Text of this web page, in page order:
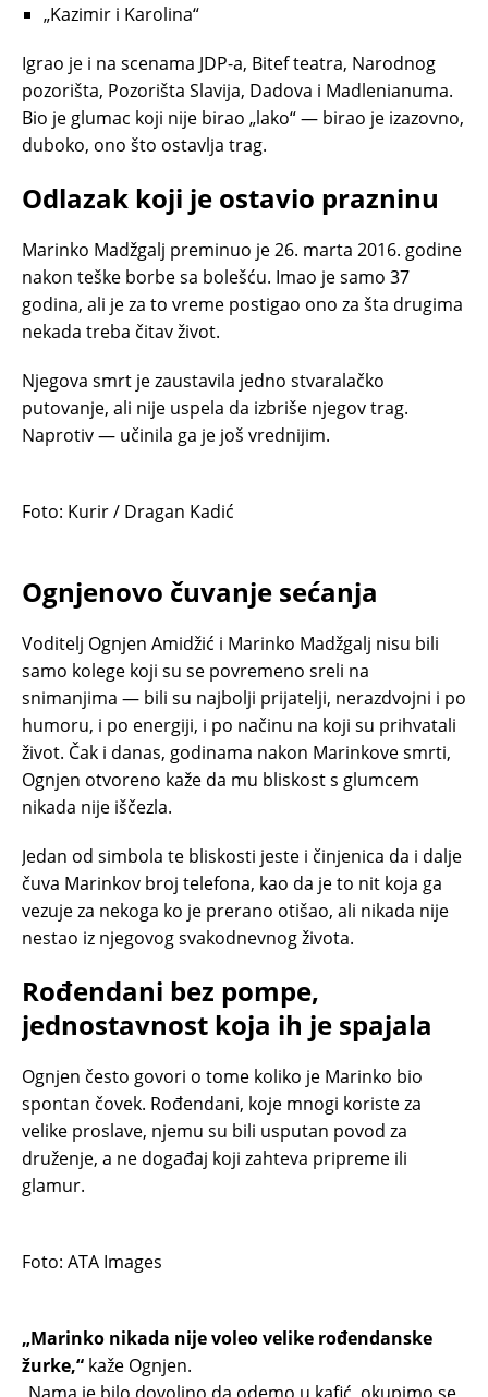
„Kazimir i Karolina“
Igrao je i na scenama JDP-a, Bitef teatra, Narodnog
pozorišta, Pozorišta Slavija, Dadova i Madlenianuma.
Bio je glumac koji nije birao „lako“ — birao je izazovno,
duboko, ono što ostavlja trag.
Odlazak koji je ostavio prazninu
Marinko Madžgalj preminuo je 26. marta 2016. godine
nakon teške borbe sa bolešću. Imao je samo 37
godina, ali je za to vreme postigao ono za šta drugima
nekada treba čitav život.
Njegova smrt je zaustavila jedno stvaralačko
putovanje, ali nije uspela da izbriše njegov trag.
Naprotiv — učinila ga je još vrednijim.
Foto: Kurir / Dragan Kadić
Ognjenovo čuvanje sećanja
Voditelj Ognjen Amidžić i Marinko Madžgalj nisu bili
samo kolege koji su se povremeno sreli na
snimanjima — bili su najbolji prijatelji, nerazdvojni i po
humoru, i po energiji, i po načinu na koji su prihvatali
život. Čak i danas, godinama nakon Marinkove smrti,
Ognjen otvoreno kaže da mu bliskost s glumcem
nikada nije iščezla.
Jedan od simbola te bliskosti jeste i činjenica da i dalje
čuva Marinkov broj telefona, kao da je to nit koja ga
vezuje za nekoga ko je prerano otišao, ali nikada nije
nestao iz njegovog svakodnevnog života.
Rođendani bez pompe,
jednostavnost koja ih je spajala
Ognjen često govori o tome koliko je Marinko bio
spontan čovek. Rođendani, koje mnogi koriste za
velike proslave, njemu su bili usputan povod za
druženje, a ne događaj koji zahteva pripreme ili
glamur.
Foto: ATA Images
„Marinko nikada nije voleo velike rođendanske
žurke,“ kaže Ognjen.
„Nama je bilo dovoljno da odemo u kafić, okupimo se